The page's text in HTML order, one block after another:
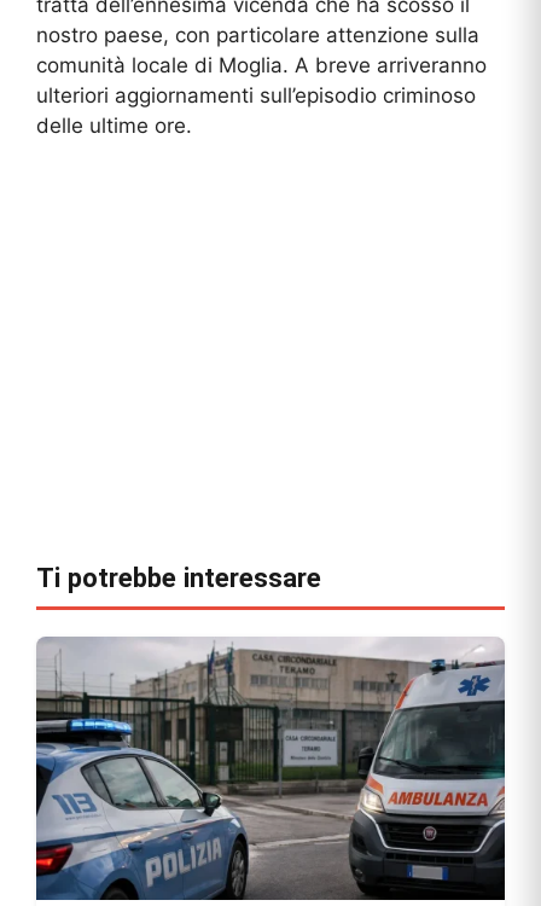
nostro paese, con particolare attenzione sulla
comunità locale di Moglia. A breve arriveranno
ulteriori aggiornamenti sull’episodio criminoso
delle ultime ore.
Ti potrebbe interessare